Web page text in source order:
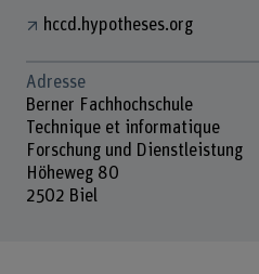
hccd.hypotheses.org
Adresse
Berner Fachhochschule
Technique et informatique
Forschung und Dienstleistung
Höheweg 80
2502 Biel